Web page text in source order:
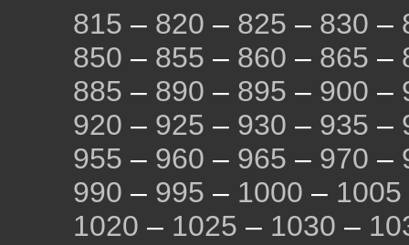
815 – 820 – 825 – 830 –
850 – 855 – 860 – 865 –
885 – 890 – 895 – 900 –
920 – 925 – 930 – 935 –
955 – 960 – 965 – 970 –
990 – 995 – 1000 – 1005
1020 – 1025 – 1030 –